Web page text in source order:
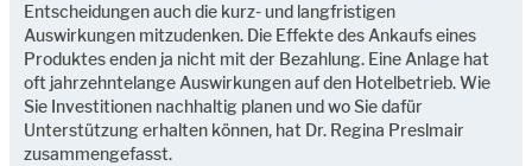
Entscheidungen auch die kurz- und langfristigen
Auswirkungen mitzudenken. Die Effekte des Ankaufs eines
Produktes enden ja nicht mit der Bezahlung. Eine Anlage hat
oft jahrzehntelange Auswirkungen auf den Hotelbetrieb. Wie
Sie Investitionen nachhaltig planen und wo Sie dafür
Unterstützung erhalten können, hat Dr. Regina Preslmair
zusammengefasst.